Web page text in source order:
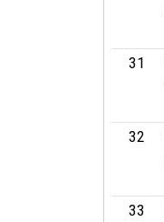
31
32
33